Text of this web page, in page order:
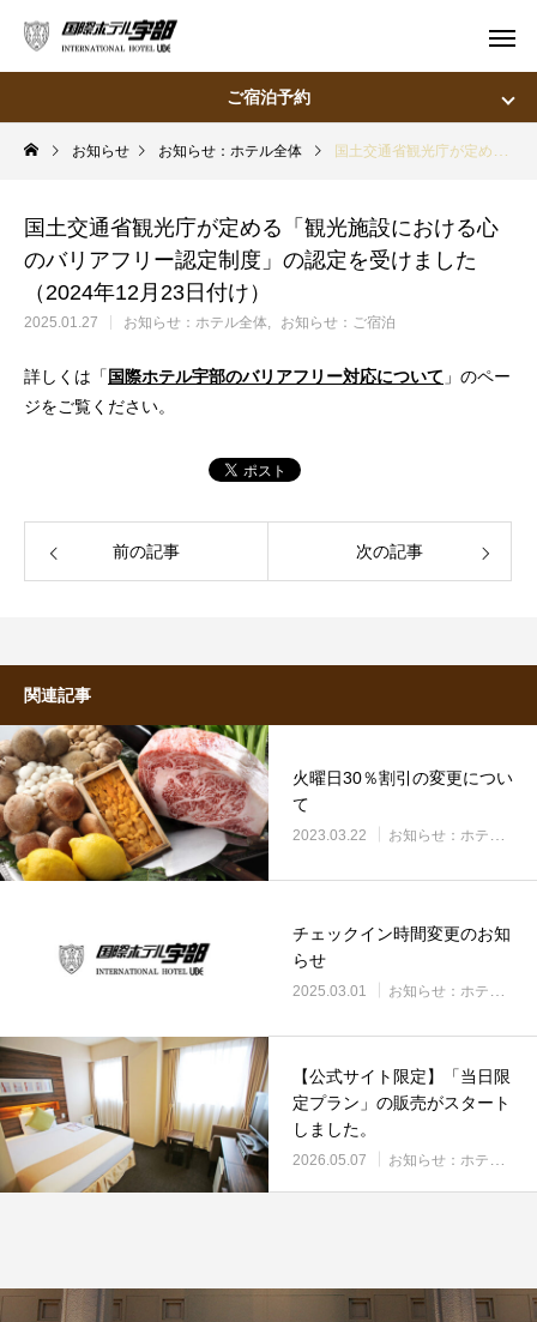
ご宿泊予約
宿泊 飛行機＋宿泊
宿泊予定日
宿泊日数 泊
お知らせ お知らせ：ホテル全体 国土交通省観光庁が定める「観光施設における心のバリアフリー認定制度」の認定を受けました（2024年12月23日付け）
国土交通省観光庁が定める「観光施設における心
のバリアフリー認定制度」の認定を受けました
（2024年12月23日付け）
2025.01.27 お知らせ：ホテル全体 お知らせ：ご宿泊
詳しくは「 国際ホテル宇部のバリアフリー対応について 」のペー
ジをご覧ください。
前の記事 次の記事
関連記事
火曜日30％割引の変更につい
て
2023.03.22 お知らせ：ホテル全体
チェックイン時間変更のお知
らせ
2025.03.01 お知らせ：ホテル全体
【公式サイト限定】「当日限
定プラン」の販売がスタート
しました。
2026.05.07 お知らせ：ホテル全体